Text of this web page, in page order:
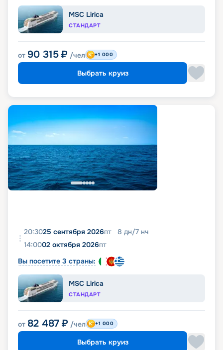
MSC Lirica
СТАНДАРТ
от 90 315 ₽ /чел +1 000
Выбрать круиз
20:3025 сентября 2026пт 8 дн/7 нч
14:0002 октября 2026пт
Вы посетите 3 страны:
MSC Lirica
СТАНДАРТ
от 82 487 ₽ /чел +1 000
Выбрать круиз